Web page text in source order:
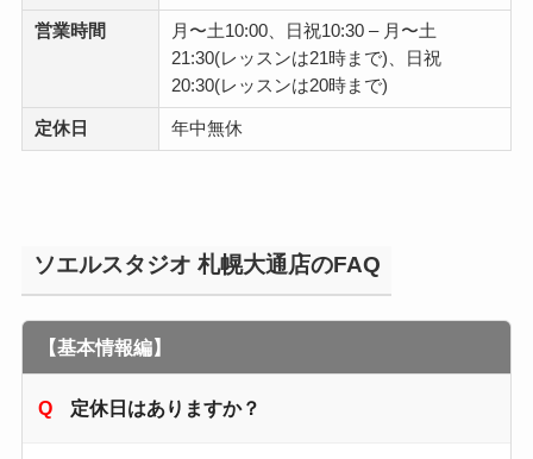
営業時間
月〜土10:00、日祝10:30 – 月〜土
21:30(レッスンは21時まで)、日祝
20:30(レッスンは20時まで)
定休日 年中無休
ソエルスタジオ 札幌大通店のFAQ
【基本情報編】
定休日はありますか？